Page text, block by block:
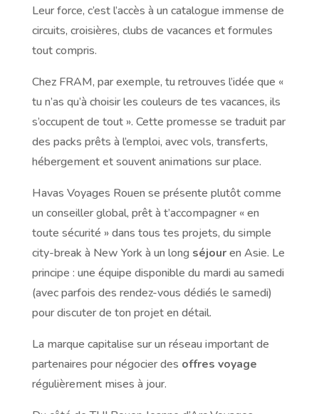
Leur force, c’est l’accès à un catalogue immense de
circuits, croisières, clubs de vacances et formules
tout compris.
Chez FRAM, par exemple, tu retrouves l’idée que «
tu n’as qu’à choisir les couleurs de tes vacances, ils
s’occupent de tout ». Cette promesse se traduit par
des packs prêts à l’emploi, avec vols, transferts,
hébergement et souvent animations sur place.
Havas Voyages Rouen se présente plutôt comme
un conseiller global, prêt à t’accompagner « en
toute sécurité » dans tous tes projets, du simple
city-break à New York à un long séjouren Asie. Le
principe : une équipe disponible du mardi au samedi
(avec parfois des rendez-vous dédiés le samedi)
pour discuter de ton projet en détail.
La marque capitalise sur un réseau important de
partenaires pour négocier des offres voyage
régulièrement mises à jour.